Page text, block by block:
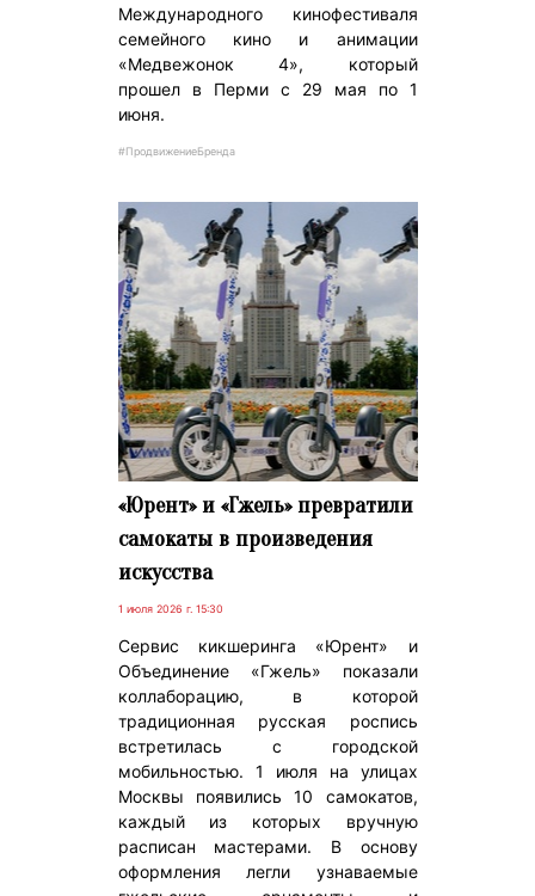
Международного кинофестиваля
семейного кино и анимации
«Медвежонок 4», который
прошел в Перми с 29 мая по 1
июня.
#ПродвижениеБренда
«Юрент» и «Гжель» превратили
самокаты в произведения
искусства
1 июля 2026 г. 15:30
Сервис кикшеринга «Юрент» и
Объединение «Гжель» показали
коллаборацию, в которой
традиционная русская роспись
встретилась с городской
мобильностью. 1 июля на улицах
Москвы появились 10 самокатов,
каждый из которых вручную
расписан мастерами. В основу
оформления легли узнаваемые